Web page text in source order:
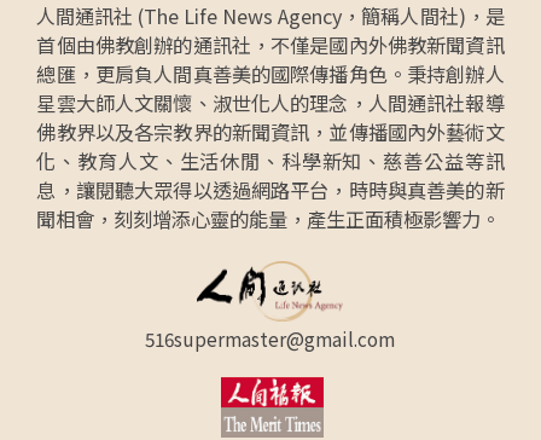
人間通訊社 (The Life News Agency，簡稱人間社)，是
首個由佛教創辦的通訊社，不僅是國內外佛教新聞資訊
總匯，更肩負人間真善美的國際傳播角色。秉持創辦人
星雲大師人文關懷、淑世化人的理念，人間通訊社報導
佛教界以及各宗教界的新聞資訊，並傳播國內外藝術文
化、教育人文、生活休閒、科學新知、慈善公益等訊
息，讓閱聽大眾得以透過網路平台，時時與真善美的新
聞相會，刻刻增添心靈的能量，產生正面積極影響力。
516supermaster@gmail.com